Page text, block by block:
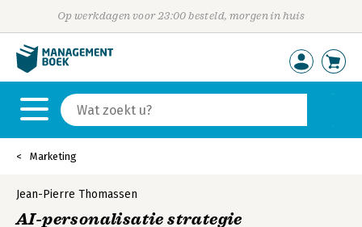
Op werkdagen voor 23:00 besteld, morgen in huis
Marketing
Jean-Pierre Thomassen
AI-personalisatie strategie